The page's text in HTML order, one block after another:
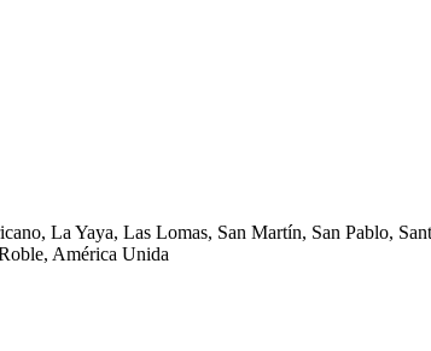
La Yaya, Las Lomas, San Martín, San Pablo,
América Unida